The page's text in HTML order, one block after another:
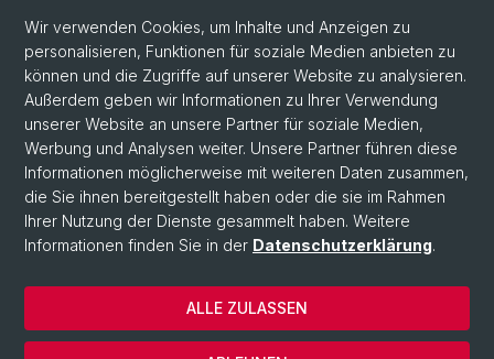
Personensuche
PhD Programm
Dokumente & Links
News & Events
© Universität Basel
Datenschutzerklärung
Philosophisch-Historische Fakultät
Wir verwenden Cookies, um Inhalte und Anzeigen zu
personalisieren, Funktionen für soziale Medien anbieten zu
können und die Zugriffe auf unserer Website zu analysieren.
Außerdem geben wir Informationen zu Ihrer Verwendung
unserer Website an unsere Partner für soziale Medien,
Werbung und Analysen weiter. Unsere Partner führen diese
Informationen möglicherweise mit weiteren Daten zusammen,
die Sie ihnen bereitgestellt haben oder die sie im Rahmen
Ihrer Nutzung der Dienste gesammelt haben. Weitere
Informationen finden Sie in der Datenschutzerklärung.
ALLE ZULASSEN